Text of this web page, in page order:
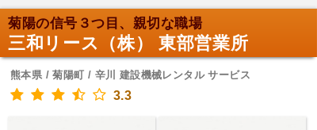
菊陽の信号３つ目、親切な職場
三和リース（株） 東部営業所
熊本県 / 菊陽町 / 辛川 建設機械レンタル サービス
3.3